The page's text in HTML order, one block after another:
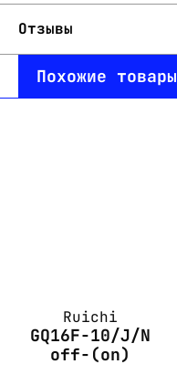
Отзывы
Похожие товары
Ruichi
GQ16F-10/J/N
off-(on)